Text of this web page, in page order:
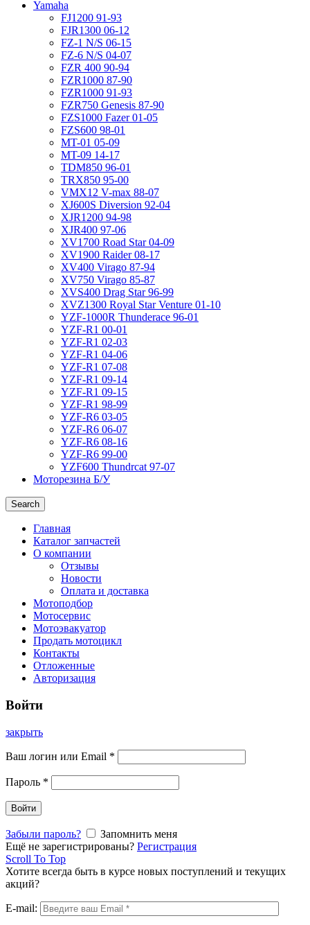
Yamaha
FJ1200 91-93
FJR1300 06-12
FZ-1 N/S 06-15
FZ-6 N/S 04-07
FZR 400 90-94
FZR1000 87-90
FZR1000 91-93
FZR750 Genesis 87-90
FZS1000 Fazer 01-05
FZS600 98-01
MT-01 05-09
MT-09 14-17
TDM850 96-01
TRX850 95-00
VMX12 V-max 88-07
XJ600S Diversion 92-04
XJR1200 94-98
XJR400 97-06
XV1700 Road Star 04-09
XV1900 Raider 08-17
XV400 Virago 87-94
XV750 Virago 85-87
XVS400 Drag Star 96-99
XVZ1300 Royal Star Venture 01-10
YZF-1000R Thunderace 96-01
YZF-R1 00-01
YZF-R1 02-03
YZF-R1 04-06
YZF-R1 07-08
YZF-R1 09-14
YZF-R1 09-15
YZF-R1 98-99
YZF-R6 03-05
YZF-R6 06-07
YZF-R6 08-16
YZF-R6 99-00
YZF600 Thundrcat 97-07
Моторезина Б/У
Search
Главная
Каталог запчастей
О компании
Отзывы
Новости
Оплата и доставка
Мотоподбор
Мотосервис
Мотоэвакуатор
Продать мотоцикл
Контакты
Отложенные
Авторизация
Войти
закрыть
Ваш логин или Email *
Пароль *
Войти
Забыли пароль?
Запомнить меня
Ещё не зарегистрированы? Регистрация
Scroll To Top
Хотите всегда быть в курсе новых поступлений и текущих
акций?
E-mail: